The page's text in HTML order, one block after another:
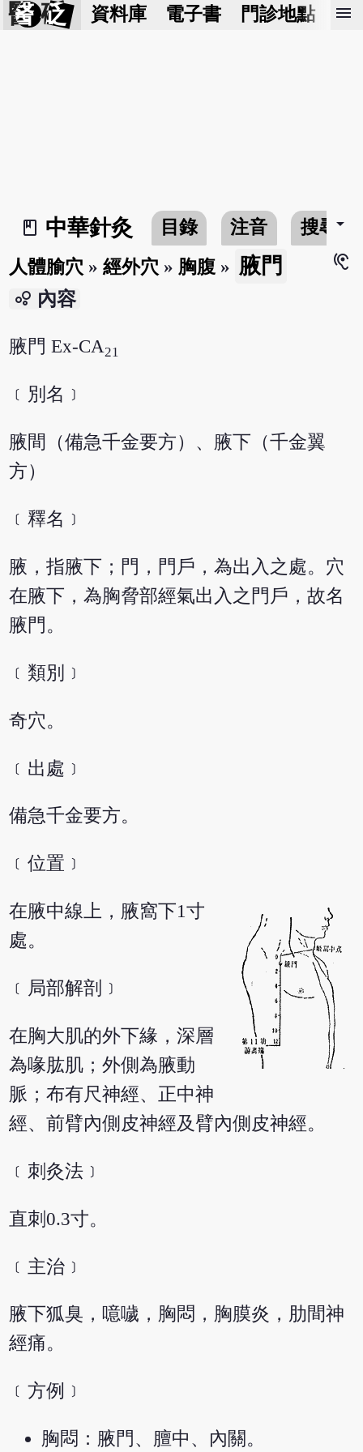
醫 砭 資料庫 電子書 門診地點 預
menu
book_2
中華針灸 目錄 注音 搜尋arrow_drop_down
人體腧穴 »經外穴 » 胸腹 » 腋門
hearing
bubble_chart 內容
腋門 Ex-CA21
﹝別名﹞
腋間（備急千金要方）、腋下（千金翼
方）
﹝釋名﹞
腋，指腋下；門，門戶，為出入之處。穴
在腋下，為胸脅部經氣出入之門戶，故名
腋門。
﹝類別﹞
奇穴。
﹝出處﹞
備急千金要方。
﹝位置﹞
在腋中線上，腋窩下1寸
處。
﹝局部解剖﹞
在胸大肌的外下緣，深層
為喙肱肌；外側為腋動
脈；布有尺神經、正中神
經、前臂內側皮神經及臂內側皮神經。
﹝刺灸法﹞
直刺0.3寸。
﹝主治﹞
腋下狐臭，噫噦，胸悶，胸膜炎，肋間神
經痛。
﹝方例﹞
胸悶：腋門、膻中、內關。